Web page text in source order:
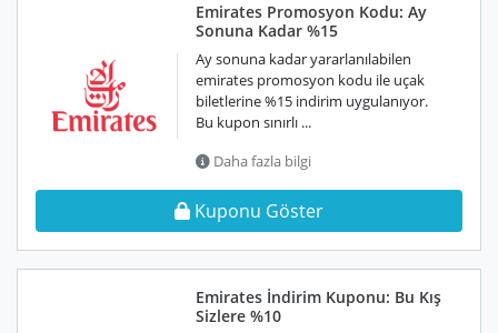
Emirates Promosyon Kodu: Ay
Sonuna Kadar %15
Ay sonuna kadar yararlanılabilen
emirates promosyon kodu ile uçak
biletlerine %15 indirim uygulanıyor.
Bu kupon sınırlı ...
Daha fazla bilgi
Kuponu Göster
Emirates İndirim Kuponu: Bu Kış
Sizlere %10